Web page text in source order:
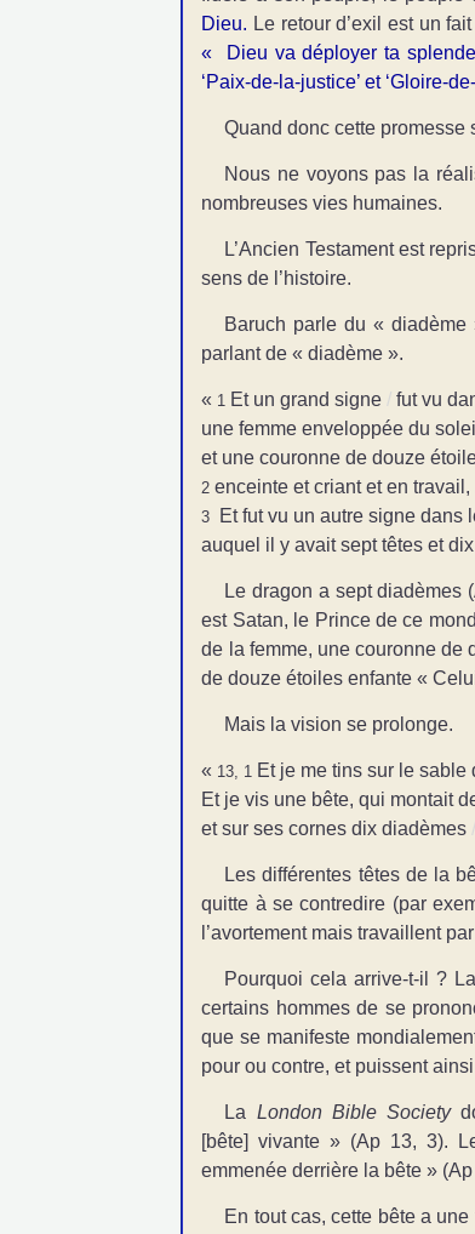
Dieu. Le retour d’exil est un
« Dieu va déployer ta
‘Paix-de-la-justice’ et ‘Gloire-
Quand donc cette promesse
Nous ne voyons pas la
nombreuses vies humaines.
L’Ancien Testament est
sens de l’histoire.
Baruch parle du «
parlant de « diadème ».
« 1 Et un grand signe /fut vu
une femme enveloppée du
et une couronne de douze
2 enceinte et criant et en travail,
3 Et fut vu un autre signe dans
auquel il y avait sept têtes et
Le dragon a sept diadèmes
est Satan, le Prince de ce
de la femme, une couronne de
de douze étoiles enfante «
Mais la vision se prolonge.
« 13, 1 Et je me tins sur le sable
Et je vis une bête, qui montait
et sur ses cornes dix diadèmes
Les différentes têtes de la
quitte à se contredire (par
l’avortement mais travaillent
Pourquoi cela arrive-t-il ? La
certains hommes de se
que se manifeste
pour ou contre, et puissent
La London Bible Society
[bête] vivante » (Ap 13, 3).
emmenée derrière la bête » (Ap
En tout cas, cette bête a